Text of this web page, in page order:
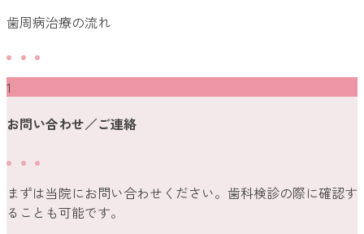
歯周病治療の流れ
1
お問い合わせ／ご連絡
まずは当院にお問い合わせください。歯科検診の際に確認す
ることも可能です。